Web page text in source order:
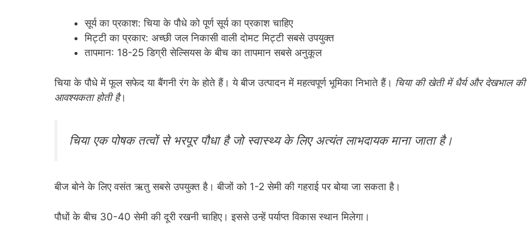
सूर्य का प्रकाश: चिया के पौधे को पूर्ण सूर्य का प्रकाश चाहिए
मिट्टी का प्रकार: अच्छी जल निकासी वाली दोमट मिट्टी सबसे उपयुक्त
तापमान: 18-25 डिग्री सेल्सियस के बीच का तापमान सबसे अनुकूल
चिया के पौधे में फूल सफेद या बैंगनी रंग के होते हैं। ये बीज उत्पादन में महत्वपूर्ण भूमिका निभाते हैं। चिया की खेती में धैर्य और देखभाल की
आवश्यकता होती है।
चिया एक पोषक तत्वों से भरपूर पौधा है जो स्वास्थ्य के लिए अत्यंत लाभदायक माना जाता है।
बीज बोने के लिए वसंत ऋतु सबसे उपयुक्त है। बीजों को 1-2 सेमी की गहराई पर बोया जा सकता है।
पौधों के बीच 30-40 सेमी की दूरी रखनी चाहिए। इससे उन्हें पर्याप्त विकास स्थान मिलेगा।